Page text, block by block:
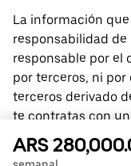
La información
responsabilidad de
responsable por el
por terceros, ni
terceros derivado
te contratas con
directamente con
tienes preguntas,
ARS